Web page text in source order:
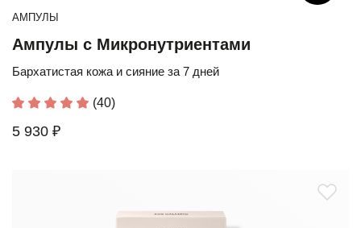
АМПУЛЫ
Ампулы с Микронутриентами
Бархатистая кожа и сияние за 7 дней
(40)
5 930 ₽